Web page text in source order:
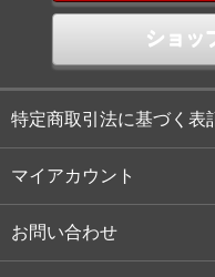
ショッ
特定商取引法に基づく表
マイアカウント
お問い合わせ